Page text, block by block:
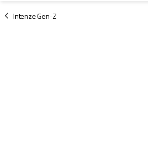
Intenze Gen-Z
/